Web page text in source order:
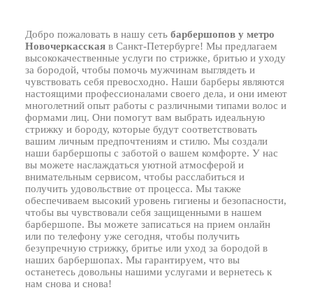
ПОЖАЛОВАТЬСЯ
Добро пожаловать в нашу сеть барбершопов у метро
Новочеркасская в Санкт-Петербурге! Мы предлагаем
высококачественные услуги по стрижке, бритью и уходу
за бородой, чтобы помочь мужчинам выглядеть и
чувствовать себя превосходно. Наши барберы являются
настоящими профессионалами своего дела, и они имеют
многолетний опыт работы с различными типами волос и
формами лиц. Они помогут вам выбрать идеальную
стрижку и бороду, которые будут соответствовать
вашим личным предпочтениям и стилю. Мы создали
наши барбершопы с заботой о вашем комфорте. У нас
вы можете наслаждаться уютной атмосферой и
внимательным сервисом, чтобы расслабиться и
получить удовольствие от процесса. Мы также
обеспечиваем высокий уровень гигиены и безопасности,
чтобы вы чувствовали себя защищенными в нашем
барбершопе. Вы можете записаться на прием онлайн
или по телефону уже сегодня, чтобы получить
безупречную стрижку, бритье или уход за бородой в
наших барбершопах. Мы гарантируем, что вы
останетесь довольны нашими услугами и вернетесь к
нам снова и снова!